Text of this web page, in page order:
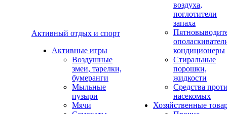
Активный отдых и спорт
Активные игры
Воздушные
змеи, тарелки,
бумеранги
Мыльные
пузыри
Мячи
воздуха,
поглотители
запаха
кондиционеры
Стиральные
порошки,
жидкости
Средства
насекомых
Хозяйственные